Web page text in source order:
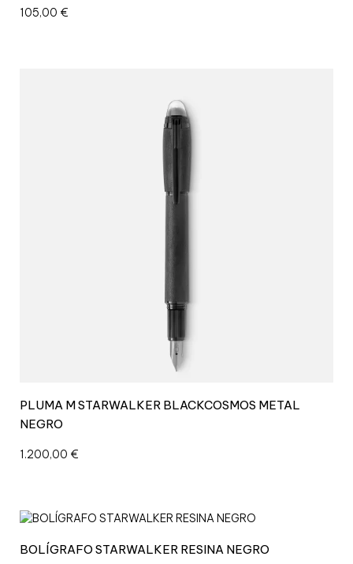
105,00 €
PLUMA M STARWALKER BLACKCOSMOS METAL
NEGRO
1.200,00 €
BOLÍGRAFO STARWALKER RESINA NEGRO